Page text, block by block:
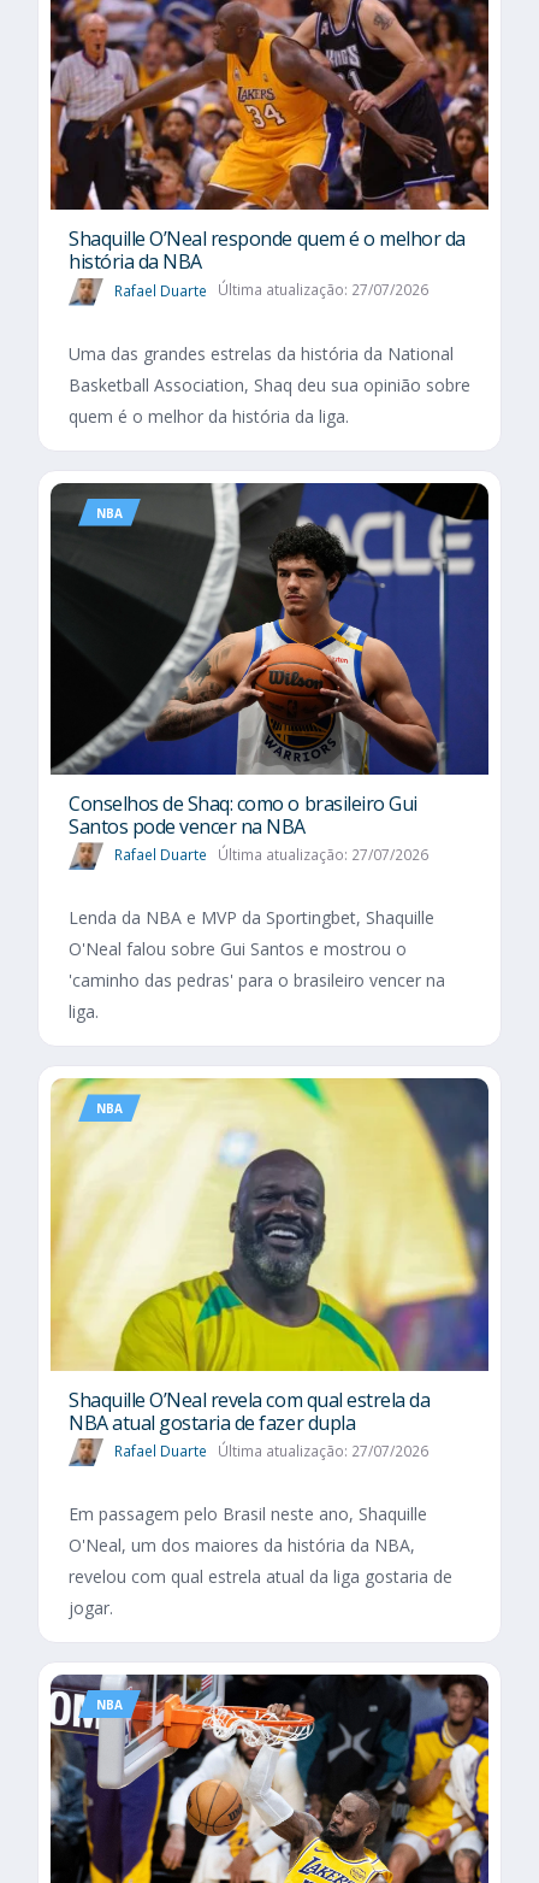
Shaquille O’Neal responde quem é o melhor da
história da NBA
Rafael Duarte Última atualização: 27/07/2026
Uma das grandes estrelas da história da National
Basketball Association, Shaq deu sua opinião sobre
quem é o melhor da história da liga.
NBA
Conselhos de Shaq: como o brasileiro Gui
Santos pode vencer na NBA
Rafael Duarte Última atualização: 27/07/2026
Lenda da NBA e MVP da Sportingbet, Shaquille
O'Neal falou sobre Gui Santos e mostrou o
'caminho das pedras' para o brasileiro vencer na
liga.
NBA
Shaquille O’Neal revela com qual estrela da
NBA atual gostaria de fazer dupla
Rafael Duarte Última atualização: 27/07/2026
Em passagem pelo Brasil neste ano, Shaquille
O'Neal, um dos maiores da história da NBA,
revelou com qual estrela atual da liga gostaria de
jogar.
NBA